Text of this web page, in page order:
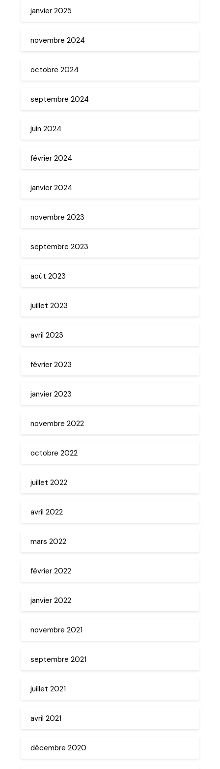
janvier 2025
novembre 2024
octobre 2024
septembre 2024
juin 2024
février 2024
janvier 2024
novembre 2023
septembre 2023
août 2023
juillet 2023
avril 2023
février 2023
janvier 2023
novembre 2022
octobre 2022
juillet 2022
avril 2022
mars 2022
février 2022
janvier 2022
novembre 2021
septembre 2021
juillet 2021
avril 2021
décembre 2020